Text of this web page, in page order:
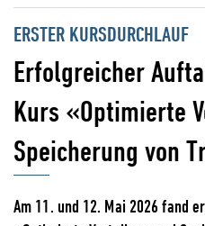
ERSTER KURSDURCHLAUF
Erfolgreicher
Kurs «Optimierte
Speicherung von
Am 11. und 12. Mai 2026 fand